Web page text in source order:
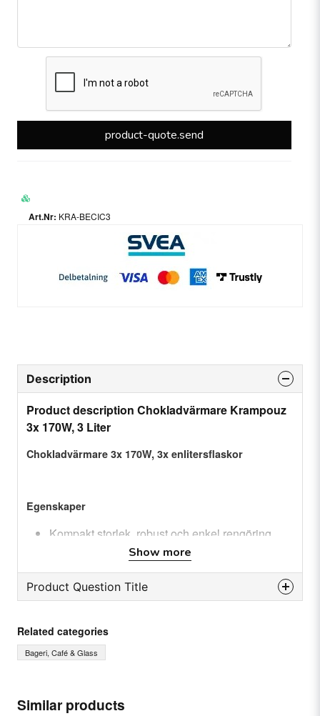
product-quote.send
KRA-BECIC3
Similar products
Description
Product description Chokladvärmare Krampouz
3x 170W, 3 Liter
Chokladvärmare 3x 170W, 3x enlitersflaskor
Egenskaper
Kompakt storlek, robust och enkel rengöring
Justerbar termostat upp till 90°CPå/av-brytare
med strömindikatorlampa
Håll såser varma för enkel och snabb garnering
Reservdelar finnes, kontakt oss.
Anslutning: 220-240 V.
Show more
Product Question Title
Ask us something about this product...
Name
Related categories
Bageri, Café & Glass